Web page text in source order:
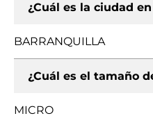
¿Cuál es la ciudad
BARRANQUILLA
¿Cuál es el tamaño
MICRO